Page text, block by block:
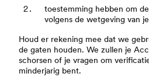
toestemming hebben om
volgens de wetgeving van
Houd er rekening mee dat we
de gaten houden. We zullen je
schorsen of je vragen om
minderjarig bent.